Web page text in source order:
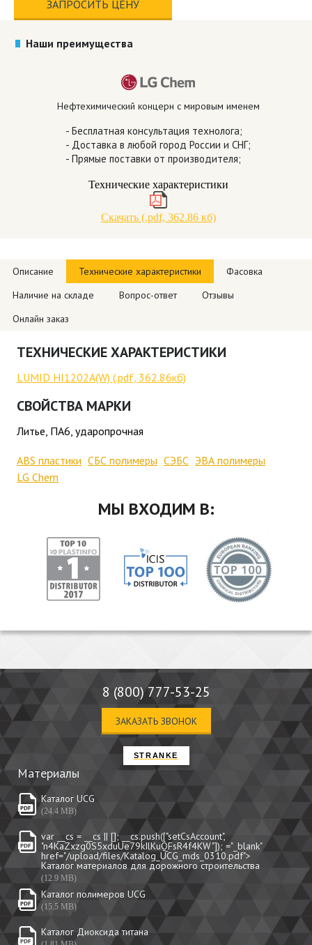
ЗАПРОСИТЬ ЦЕНУ
Наши преимущества
Нефтехимический концерн с мировым именем
- Бесплатная консультация технолога;
- Доставка в любой город России и СНГ;
- Прямые поставки от производителя;
Технические характеристики
Скачать (.pdf, 362.86 кб)
Описание Технические характеристики
Фасовка
Наличие на складе
Вопрос-ответ
Отзывы
Онлайн заказ
ТЕХНИЧЕСКИЕ ХАРАКТЕРИСТИКИ
LUMID HI1202A(W) (.pdf, 362.86кб)
СВОЙСТВА МАРКИ
Литье, ПА6, ударопрочная
ABS пластики СБС полимеры СЭБС ЭВА полимеры
LG Chem
МЫ ВХОДИМ В:
8 (800) 777-53-25
ЗАКАЗАТЬ ЗВОНОК
STRANKE
Материалы
Каталог UCG
(24.4 MB)
var __cs = __cs || []; __cs.push(["setCsAccount",
"n4KaZxzg0S5xduUe79kIlKuQFsR4f4KW"]); ="_blank"
href="/upload/files/Katalog_UCG_mds_0310.pdf">
Каталог материалов для дорожного строительства
(12.9 MB)
Каталог полимеров UCG
(15.5 MB)
Каталог Диоксида титана